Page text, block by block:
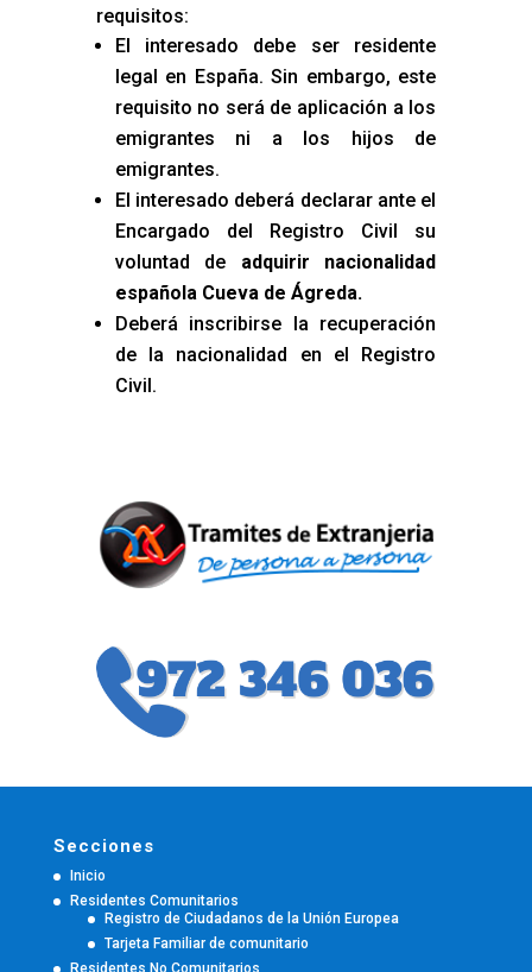
requisitos:
El interesado debe ser residente
legal en España. Sin embargo, este
requisito no será de aplicación a los
emigrantes ni a los hijos de
emigrantes.
El interesado deberá declarar ante el
Encargado del Registro Civil su
voluntad de adquirir nacionalidad
española Cueva de Ágreda.
Deberá inscribirse la recuperación
de la nacionalidad en el Registro
Civil.
Secciones
Inicio
Residentes Comunitarios
Registro de Ciudadanos de la Unión Europea
Tarjeta Familiar de comunitario